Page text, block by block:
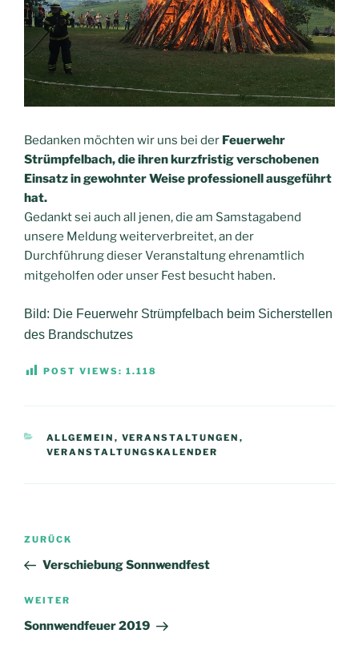
Bedanken möchten wir uns bei der Feuerwehr
Strümpfelbach,die ihren kurzfristig verschobenen
Einsatz in gewohnter Weise professionell ausgeführt
hat.
Gedankt sei auch all jenen, die am Samstagabend
unsere Meldung weiterverbreitet, an der
Durchführung dieser Veranstaltung ehrenamtlich
mitgeholfen oder unser Fest besucht haben.
Bild: Die Feuerwehr Strümpfelbach beim Sicherstellen
des Brandschutzes
POST VIEWS: 1.118
KATEGORIEN
ALLGEMEIN , VERANSTALTUNGEN ,
VERANSTALTUNGSKALENDER
Beitragsnavigation
Vorheriger
Beitrag
ZURÜCK
Verschiebung Sonnwendfest
Nächster
Beitrag
WEITER
Sonnwendfeuer 2019